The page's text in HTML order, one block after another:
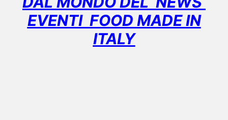
EVENTI FOOD MADE IN
ITALY